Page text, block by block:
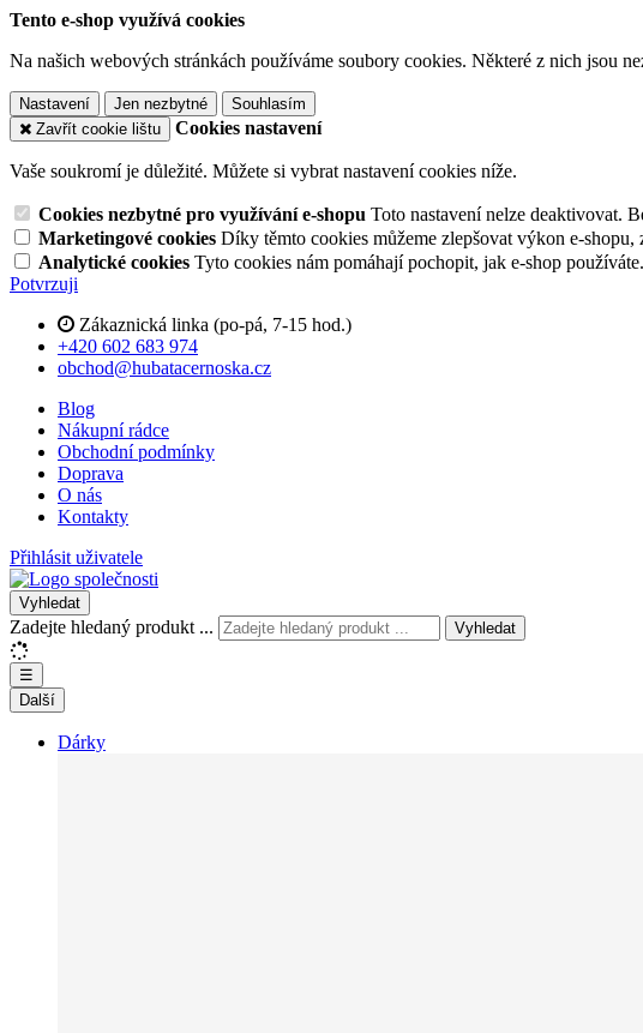
Tento e-shop využívá cookies
Na našich webových stránkách používáme soubory cookies. Některé z nich jsou
Nastavení Jen nezbytné
Souhlasím
Zavřít cookie lištu
Cookies nastavení
Vaše soukromí je důležité. Můžete si vybrat nastavení cookies níže.
Cookies nezbytné pro využívání e-shopu Toto nastavení nelze deaktivovat.
Marketingové cookies Díky těmto cookies můžeme zlepšovat výkon e-
Analytické cookies Tyto cookies nám pomáhají pochopit, jak e-shop
Potvrzuji
Zákaznická linka (po-pá, 7-15 hod.)
+420 602 683 974
obchod@hubatacernoska.cz
Blog
Nákupní rádce
Obchodní podmínky
Doprava
O nás
Kontakty
Přihlásit uživatele
Vyhledat
Zadejte hledaný produkt ... Vyhledat
☰
Další
Dárky